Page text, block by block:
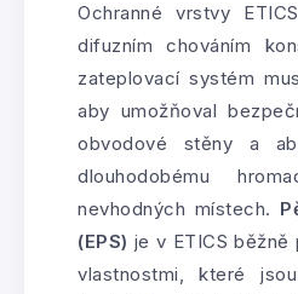
Ochranné vrstvy
difuzním chováním
zateplovací systém
aby umožňoval
obvodové stěny a
dlouhodobému
nevhodných místech.
(EPS) je v ETICS běžně
vlastnostmi, které